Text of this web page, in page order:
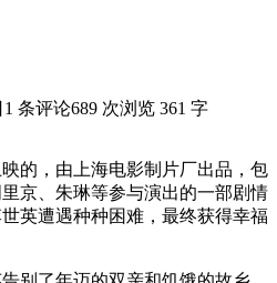
1 条评论689 次浏览 361 字
映的，由上海电影制片厂出品，包
京、朱琳等参与演出的一部剧情
英遭遇种种困难，最终获得幸福